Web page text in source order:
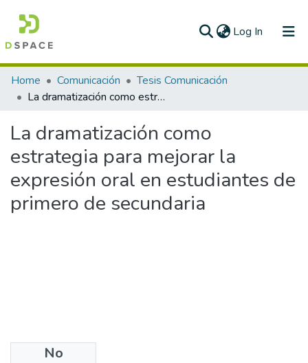
Log In (current)
Communities & Collections
All of DSpace
Statistics
Home Comunicación
Tesis Comunicación
La dramatización como estrategia para mejorar la expresión oral en estudiantes de primero de secundaria
La dramatización como
estrategia para mejorar la
expresión oral en estudiantes de
primero de secundaria
No